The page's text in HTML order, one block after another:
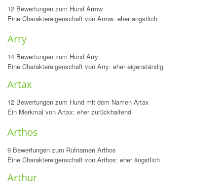
12 Bewertungen zum Hund Arrow
Eine Charaktereigenschaft von Arrow: eher ängstlich
Arry
14 Bewertungen zum Hund Arry
Eine Charaktereigenschaft von Arry: eher eigenständig
Artax
12 Bewertungen zum Hund mit dem Namen Artax
Ein Merkmal von Artax: eher zurückhaltend
Arthos
9 Bewertungen zum Rufnamen Arthos
Eine Charaktereigenschaft von Arthos: eher ängstlich
Arthur